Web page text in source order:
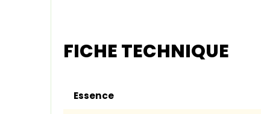
FICHE TECHNIQUE
Essence